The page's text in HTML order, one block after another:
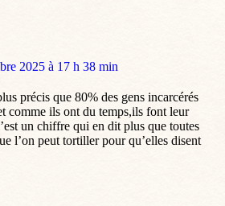
2025 à 17 h 38 min
précis que 80% des gens incarcérés
comme ils ont du temps,ils font leur
un chiffre qui en dit plus que toutes
l’on peut tortiller pour qu’elles disent